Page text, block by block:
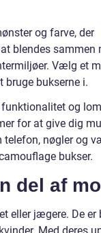
og farve, der
blendes sammen
Vælg et
bruge bukserne i.
og
for at give dig
nøgler og
bukser.
del af
eller jægere. De er
Med deres